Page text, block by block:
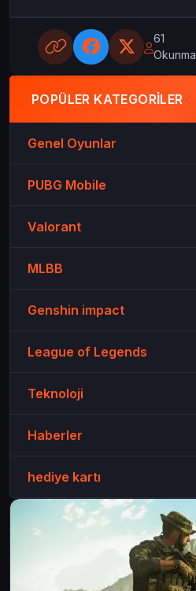
61
Okunma
POPÜLER KATEGORILER
Genel Oyunlar
PUBG Mobile
Valorant
MLBB
Genshin impact
League of Legends
Teknoloji
Haberler
hediye kartı